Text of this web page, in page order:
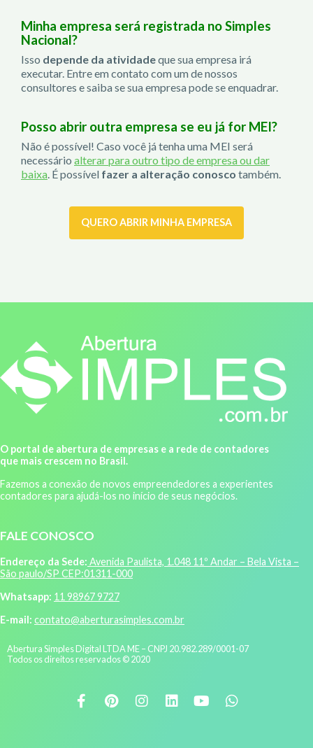
Minha empresa será registrada no Simples
Nacional?
Isso depende da atividadeque sua empresa irá
executar. Entre em contato com um de nossos
consultores e saiba se sua empresa pode se enquadrar.
Posso abrir outra empresa se eu já for MEI?
Não é possível! Caso você já tenha uma MEI será
necessário alterar para outro tipo de empresa ou dar
baixa. É possível fazer a alteração conosco também.
QUERO ABRIR MINHA EMPRESA
O portal de abertura de empresas e a rede de contadores
que mais crescem no Brasil.
Fazemos a conexão de novos empreendedores a experientes
contadores para ajudá-los no início de seus negócios.
FALE CONOSCO
Endereço da Sede: Avenida Paulista, 1.048 11º Andar – Bela Vista –
São paulo/SP CEP:01311-000
Whatsapp: 11 98967 9727
E-mail: contato@aberturasimples.com.br
Abertura Simples Digital LTDA ME – CNPJ 20.982.289/0001-07
Todos os direitos reservados © 2020